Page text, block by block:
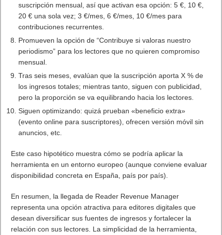
suscripción mensual, así que activan esa opción: 5 €, 10 €,
20 € una sola vez; 3 €/mes, 6 €/mes, 10 €/mes para
contribuciones recurrentes.
Promueven la opción de “Contribuye si valoras nuestro
periodismo” para los lectores que no quieren compromiso
mensual.
Tras seis meses, evalúan que la suscripción aporta X % de
los ingresos totales; mientras tanto, siguen con publicidad,
pero la proporción se va equilibrando hacia los lectores.
Siguen optimizando: quizá prueban «beneficio extra»
(evento online para suscriptores), ofrecen versión móvil sin
anuncios, etc.
Este caso hipotético muestra cómo se podría aplicar la
herramienta en un entorno europeo (aunque conviene evaluar
disponibilidad concreta en España, país por país).
En resumen, la llegada de Reader Revenue Manager
representa una opción atractiva para editores digitales que
desean diversificar sus fuentes de ingresos y fortalecer la
relación con sus lectores. La simplicidad de la herramienta,